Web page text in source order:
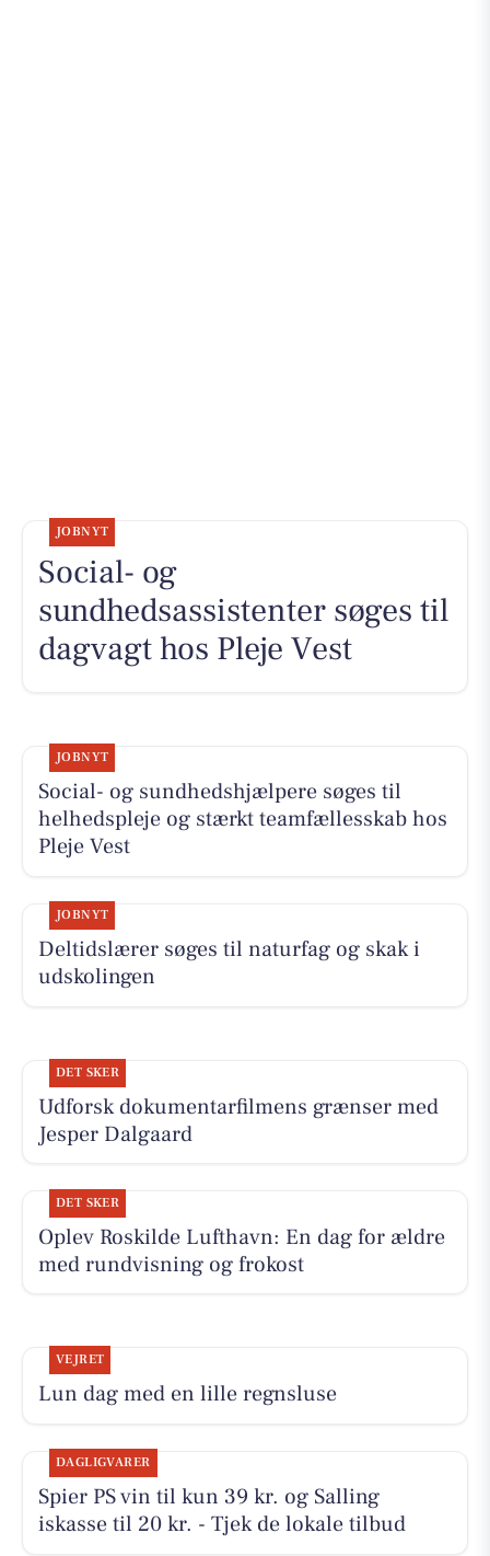
JOBNYT
Social- og
sundhedsassistenter søges til
dagvagt hos Pleje Vest
JOBNYT
Social- og sundhedshjælpere søges til
helhedspleje og stærkt teamfællesskab hos
Pleje Vest
JOBNYT
Deltidslærer søges til naturfag og skak i
udskolingen
DET SKER
Udforsk dokumentarfilmens grænser med
Jesper Dalgaard
DET SKER
Oplev Roskilde Lufthavn: En dag for ældre
med rundvisning og frokost
VEJRET
Lun dag med en lille regnsluse
DAGLIGVARER
Spier PS vin til kun 39 kr. og Salling
iskasse til 20 kr. - Tjek de lokale tilbud